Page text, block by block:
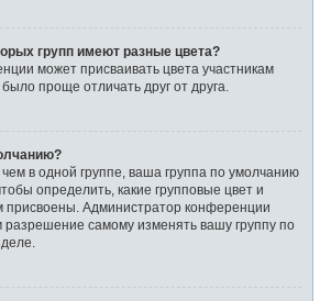
групп имеют разные цвета?
может присваивать цвета участникам
проще отличать друг от друга.
в одной группе, ваша группа по умолчанию
определить, какие групповые цвет и
присвоены. Администратор конференции
разрешение самому изменять вашу группу по